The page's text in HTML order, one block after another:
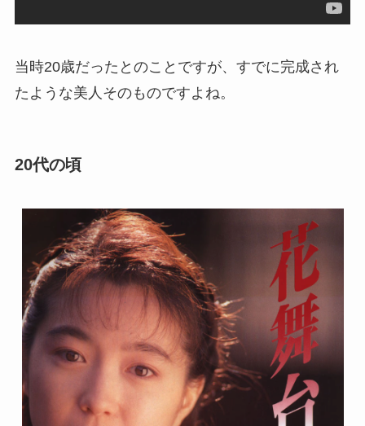
当時20歳だったとのことですが、すでに完成され
たような美人そのものですよね。
20代の頃